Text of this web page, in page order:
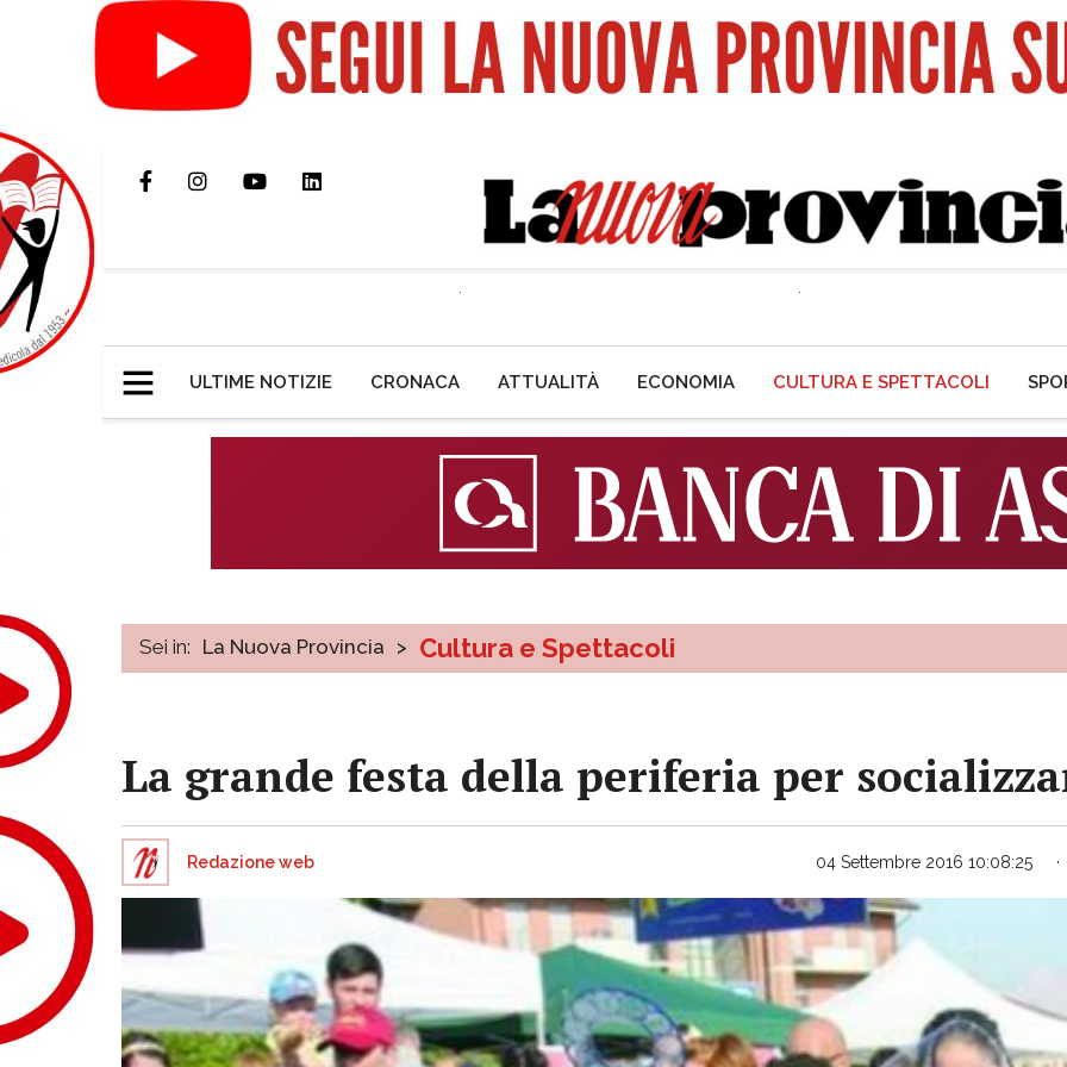
ULTIME NOTIZIE CRONACA ATTUALITÀ ECONOMIA CULTURA E SPETTACOLI
Sei in: La Nuova Provincia > Cultura e Spettacoli
La grande festa della periferia per
Redazione web 04 Settembre 2016 10:08:25